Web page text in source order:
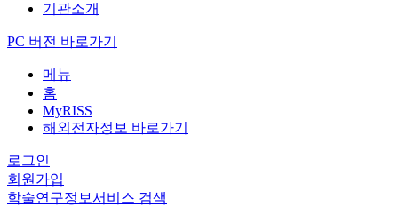
기관소개
PC 버전 바로가기
메뉴
홈
MyRISS
해외전자정보 바로가기
로그인
회원가입
학술연구정보서비스 검색